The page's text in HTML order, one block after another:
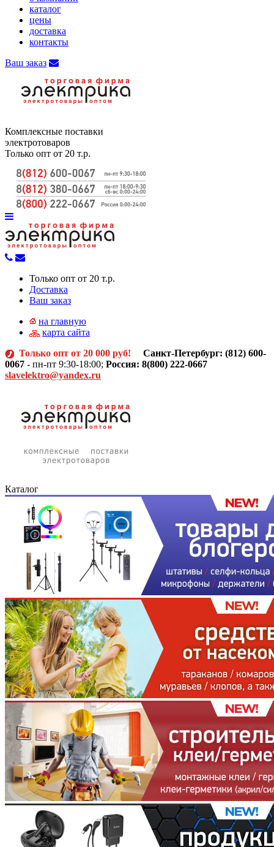
каталог
цены
доставка
контакты
Ваш заказ
Комплексные поставки
электротоваров
Только опт от 20 т.р.
Только опт от 20 т.р.
Доставка
Ваш заказ
на главную
карта сайта
Только опт от 20 000 руб! Санкт-Петербург: (812) 600-
0067 - пн-пт 9:30-18:00; Россия: 8(800) 222-0667
slavelektro@yandex.ru
Каталог